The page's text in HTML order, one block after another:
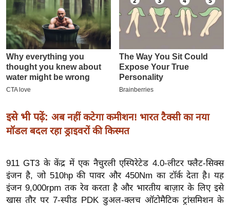
-
पे
प
र
मि
सा
ल
बे
मि
श
ख्सि
य
इसे भी पढ़ें: अब नहीं कटेगा कमीशन! भारत टैक्सी का नया
मॉडल बदल रहा ड्राइवरों की किस्मत
911 GT3 के केंद्र में एक नैचुरली एस्पिरेटेड 4.0-लीटर फ्लैट-सिक्स
इंजन है, जो 510hp की पावर और 450Nm का टॉर्क देता है। यह
इंजन 9,000rpm तक रेव करता है और भारतीय बाज़ार के लिए इसे
खास तौर पर 7-स्पीड PDK डुअल-क्लच ऑटोमैटिक ट्रांसमिशन के